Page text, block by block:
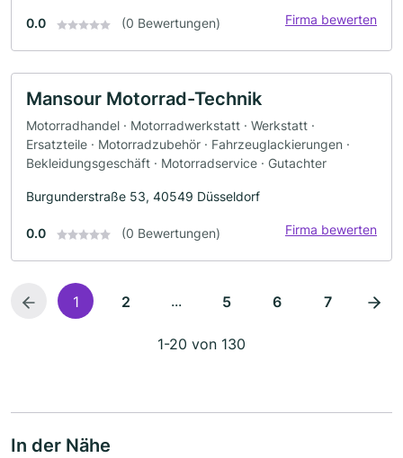
0.0 (0 Bewertungen) Firma bewerten
Mansour Motorrad-Technik
Motorradhandel · Motorradwerkstatt · Werkstatt ·
Ersatzteile · Motorradzubehör · Fahrzeuglackierungen ·
Bekleidungsgeschäft · Motorradservice · Gutachter
Burgunderstraße 53, 40549 Düsseldorf
0.0 (0 Bewertungen) Firma bewerten
1 2 ... 5 6 7
1-20 von 130
In der Nähe